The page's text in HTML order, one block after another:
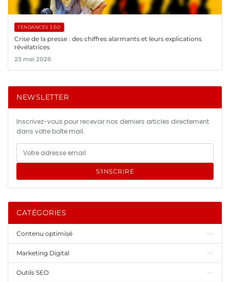
TENDANCES SEO
Crise de la presse : des chiffres alarmants et leurs explications
révélatrices
23 mai 2026
NEWSLETTER
Inscrivez-vous pour recevoir nos derniers articles directement
dans votre boîte mail.
S'INSCRIRE
CATÉGORIES
Contenu optimisé
Marketing Digital
Outils SEO